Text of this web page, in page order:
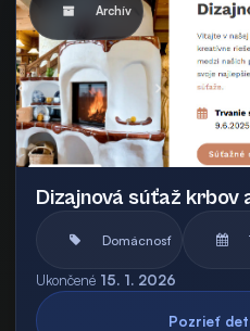
Archív
Dizajnová súťaž krbov
Domácnosť
Ukončené 15. 1. 2026
Pozrieť